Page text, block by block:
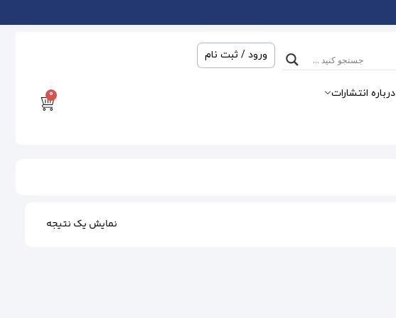
ورود / ثبت نام
درباره انتشارات 0
نمایش یک نتیجه